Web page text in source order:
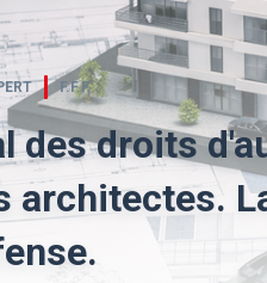
F.F.F.
des droits
architectes.